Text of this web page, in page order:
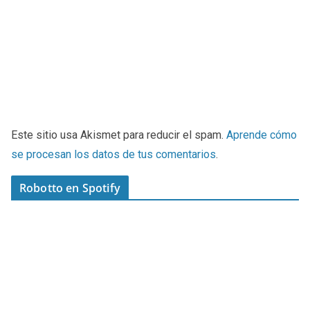
Este sitio usa Akismet para reducir el spam. Aprende cómo
se procesan los datos de tus comentarios.
Robotto en Spotify